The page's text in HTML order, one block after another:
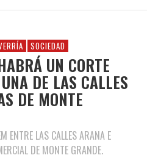
SOCIEDAD
UN CORTE
DE LAS CALLES
DE MONTE
ENTRE LAS CALLES ARANA E
DE MONTE GRANDE.